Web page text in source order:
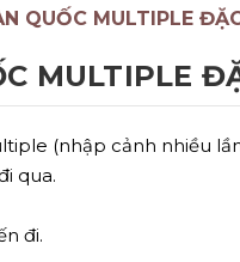
QUỐC MULTIPLE
MULTIPLE
(nhập cảnh nhiều
qua.
đi.